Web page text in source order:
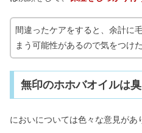
間違ったケアをすると、余計に
まう可能性があるので気をつけ
無印のホホバオイルは臭
においについては色々な意見があ